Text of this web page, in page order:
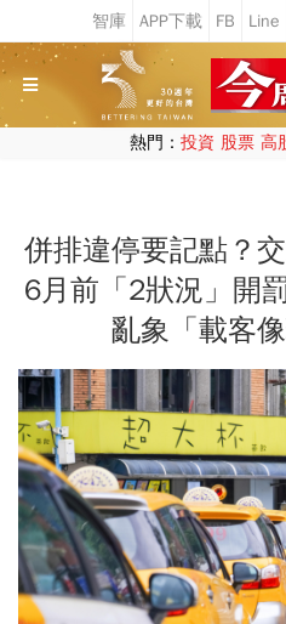
熱門： 投資 股票 高
併排違停要記點？
6月前「2狀況」開
亂象「載客